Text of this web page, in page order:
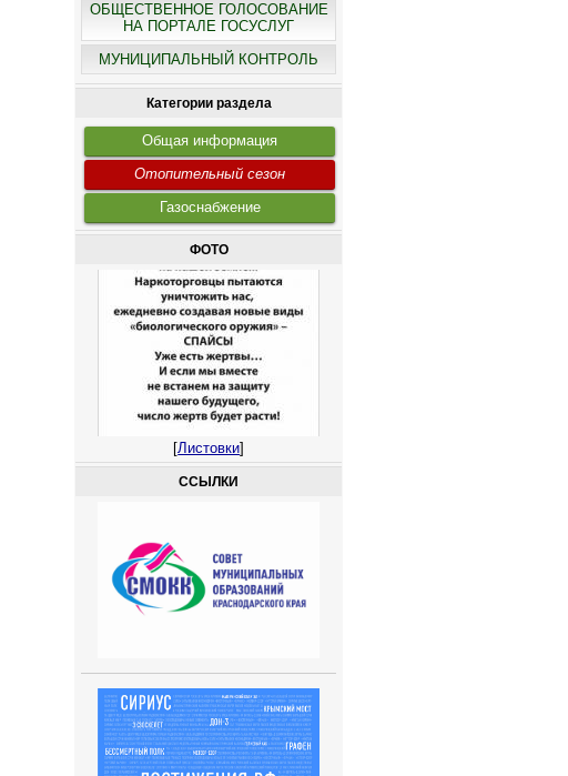
ОБЩЕСТВЕННОЕ ГОЛОСОВАНИЕ
НА ПОРТАЛЕ ГОСУСЛУГ
МУНИЦИПАЛЬНЫЙ КОНТРОЛЬ
Категории раздела
Общая информация
Отопительный сезон
Газоснабжение
ФОТО
[Листовки]
ССЫЛКИ